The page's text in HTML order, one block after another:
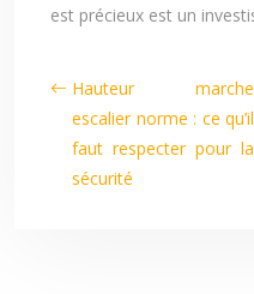
est précieux est un
Hauteur marche
escalier norme : ce qu’il
faut respecter pour la
sécurité